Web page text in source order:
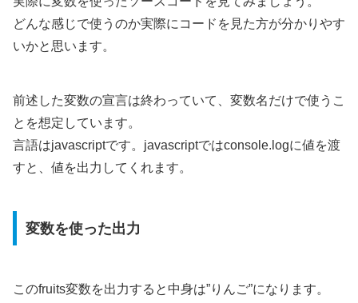
どんな感じで使うのか実際にコードを見た方が分かりやす
いかと思います。
前述した変数の宣言は終わっていて、変数名だけで使うこ
とを想定しています。
言語はjavascriptです。javascriptではconsole.logに値を渡
すと、値を出力してくれます。
変数を使った出力
このfruits変数を出力すると中身は”りんご”になります。